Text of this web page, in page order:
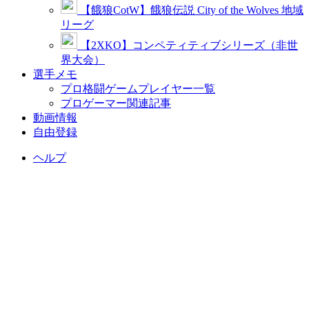
【餓狼CotW】餓狼伝説 City of the Wolves 地域
リーグ
【2XKO】コンペティティブシリーズ（非世
界大会）
選手メモ
プロ格闘ゲームプレイヤー一覧
プロゲーマー関連記事
動画情報
自由登録
ヘルプ